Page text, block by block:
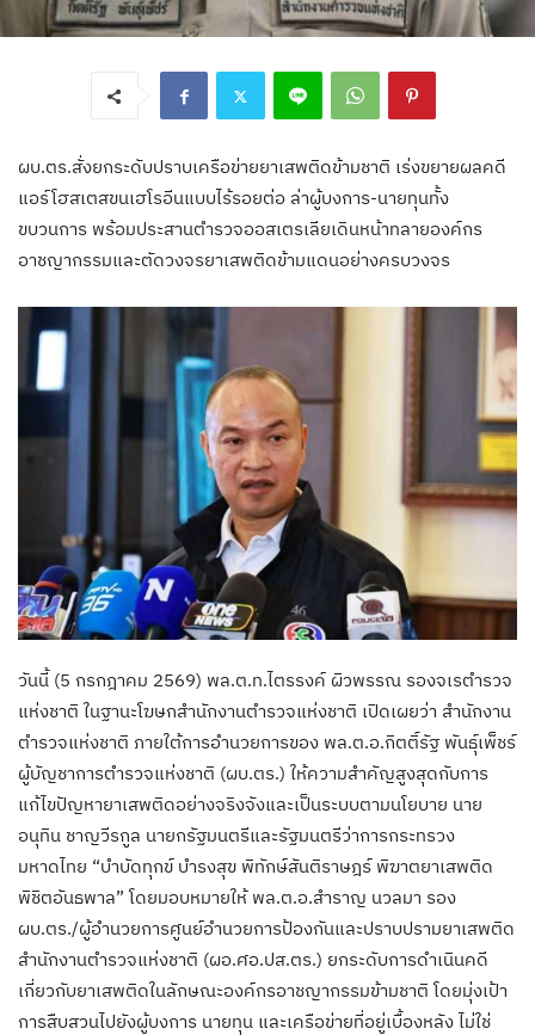
ผบ.ตร.สั่งยกระดับปราบเครือข่ายยาเสพติดข้ามชาติ เร่งขยายผลคดี
แอร์โฮสเตสขนเฮโรอีนแบบไร้รอยต่อ ล่าผู้บงการ-นายทุนทั้ง
ขบวนการ พร้อมประสานตำรวจออสเตรเลียเดินหน้าทลายองค์กร
อาชญากรรมและตัดวงจรยาเสพติดข้ามแดนอย่างครบวงจร
วันนี้ (5 กรกฎาคม 2569) พล.ต.ท.ไตรรงค์ ผิวพรรณ รองจเรตำรวจ
แห่งชาติ ในฐานะโฆษกสำนักงานตำรวจแห่งชาติ เปิดเผยว่า สำนักงาน
ตำรวจแห่งชาติ ภายใต้การอำนวยการของ พล.ต.อ.กิตติ์รัฐ พันธุ์เพ็ชร์
ผู้บัญชาการตำรวจแห่งชาติ (ผบ.ตร.) ให้ความสำคัญสูงสุดกับการ
แก้ไขปัญหายาเสพติดอย่างจริงจังและเป็นระบบตามนโยบาย นาย
อนุทิน ชาญวีรกูล นายกรัฐมนตรีและรัฐมนตรีว่าการกระทรวง
มหาดไทย “บำบัดทุกข์ บำรงสุข พิทักษ์สันติราษฎร์ พิฆาตยาเสพติด
พิชิตอันธพาล” โดยมอบหมายให้ พล.ต.อ.สำราญ นวลมา รอง
ผบ.ตร./ผู้อำนวยการศูนย์อำนวยการป้องกันและปราบปรามยาเสพติด
สำนักงานตำรวจแห่งชาติ (ผอ.ศอ.ปส.ตร.) ยกระดับการดำเนินคดี
เกี่ยวกับยาเสพติดในลักษณะองค์กรอาชญากรรมข้ามชาติ โดยมุ่งเป้า
การสืบสวนไปยังผู้บงการ นายทุน และเครือข่ายที่อยู่เบื้องหลัง ไม่ใช่